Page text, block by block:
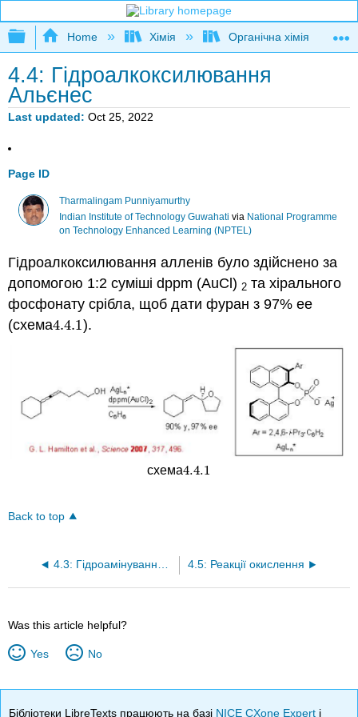
Expand/collapse global hierarchy
Home Хімія Органічна хімія
4.4: Гідроалкоксилювання
Альєнес
Last updated Oct 25, 2022
Page ID
Tharmalingam Punniyamurthy
Indian Institute of Technology Guwahati via National Programme
on Technology Enhanced Learning (NPTEL)
Гідроалкоксилювання алленів було здійснено за
допомогою 1:2 суміші dppm (AuCl) 2 та хірального
фосфонату срібла, щоб дати фуран з 97% ee
(схема4.4.1
4.4.1).
схема4.4.1
4.4.1
Back to top
4.5: Реакції окислення
Was this article helpful?
Yes No
Бібліотеки LibreTexts працюють на базі NICE CXone Expert і